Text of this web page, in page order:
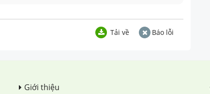
Tải về Báo lỗi
Giới thiệu